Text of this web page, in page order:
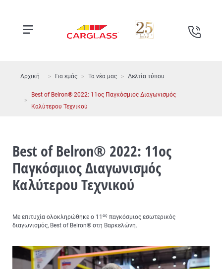
Αρχική Για εμάς Τα νέα μας Δελτία τύπου
Best of Belron® 2022: 11ος Παγκόσμιος Διαγωνισμός
Καλύτερου Τεχνικού
Best of Belron® 2022: 11ος
Παγκόσμιος Διαγωνισμός
Καλύτερου Τεχνικού
Με επιτυχία ολοκληρώθηκε ο 11 ος παγκόσμιος εσωτερικός
διαγωνισμός, Best of Belron® στη Βαρκελώνη.